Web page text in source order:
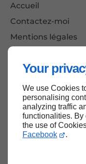
Your
We use Cookies
personalising
analyzing traffic
functionalities. By
the use of
Facebook
.
Accueil
Contactez-moi
Mentions légales